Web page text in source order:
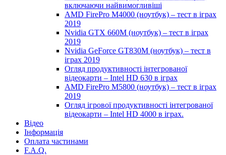
включаючи найвимогливіші
AMD FirePro M4000 (ноутбук) – тест в іграх
2019
Nvidia GTX 660M (ноутбук) – тест в іграх
2019
Nvidia GeForce GT830M (ноутбук) – тест в
іграх 2019
Огляд продуктивності інтегрованої
відеокарти – Intel HD 630 в іграх
AMD FirePro M5800 (ноутбук) – тест в іграх
2019
Огляд ігрової продуктивності інтегрованої
відеокарти – Intel HD 4000 в іграх.
Відео
Інформація
Оплата частинами
F.A.Q.